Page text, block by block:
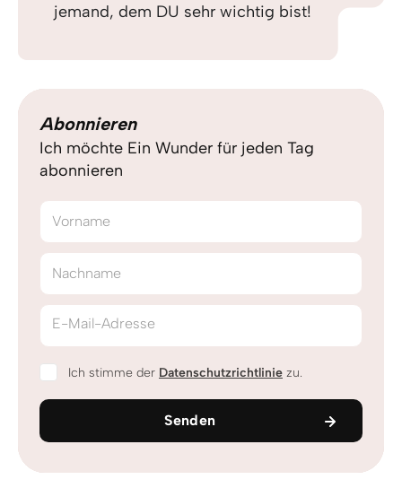
jemand, dem DU sehr wichtig bist!
Abonnieren
Ich möchte Ein Wunder für jeden Tag
abonnieren
Vorname
Nachname
E-Mail-Adresse
Ich stimme der Datenschutzrichtlinie zu.
Senden